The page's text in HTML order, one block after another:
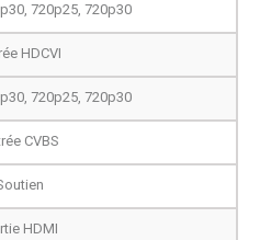
720p25, 720p30
HDCVI
720p25, 720p30
CVBS
HDMI